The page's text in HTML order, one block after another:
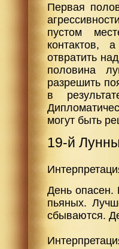
Первая
пустом
контактов,
отвратить
половина
разрешить
в
могут быть
19-й
День
пьяных.
сбываются.